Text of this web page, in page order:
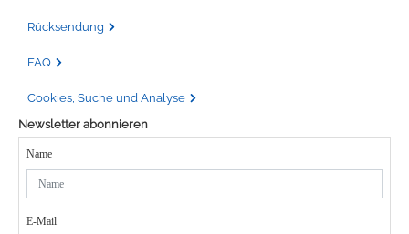
Rücksendung
FAQ
Cookies, Suche und Analyse
Newsletter abonnieren
Name
E-Mail